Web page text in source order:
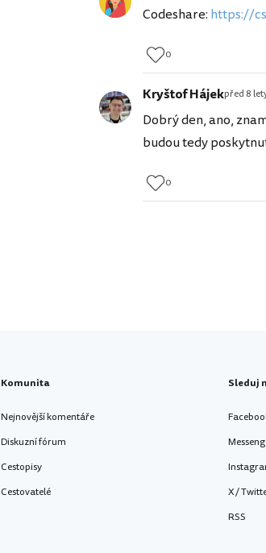
Codeshare: https://
0
Kryštof Hájekpřed 8
Dobrý den, ano,
budou tedy
0
Komunita
Nejnovější komentáře
Diskuzní fórum
Cestopisy
Cestovatelé
Sleduj
X /
RSS